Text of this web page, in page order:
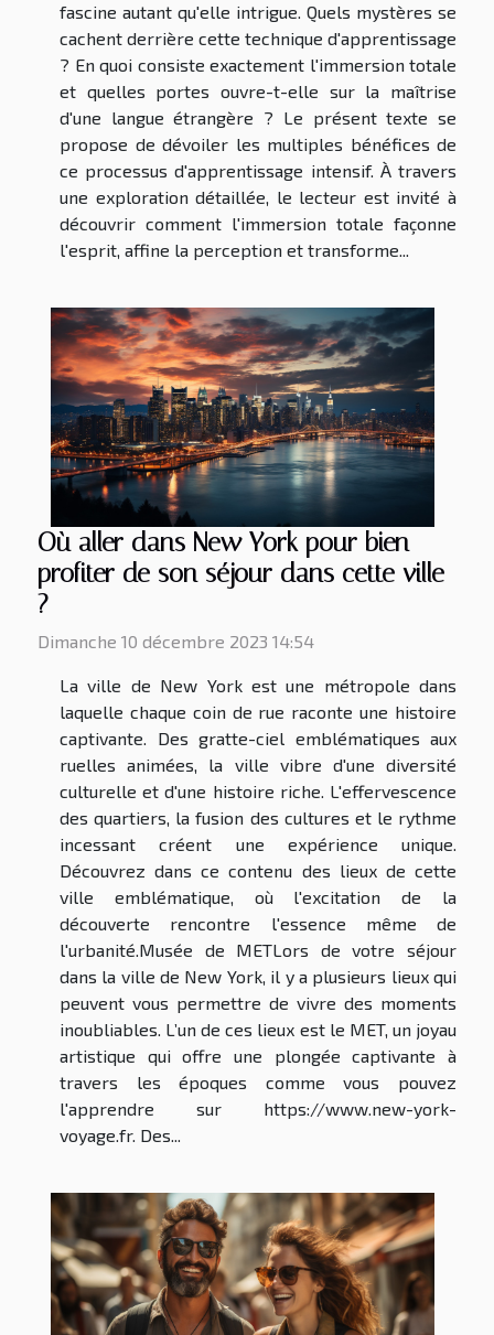
fascine autant qu'elle intrigue. Quels mystères se
cachent derrière cette technique d'apprentissage
? En quoi consiste exactement l'immersion totale
et quelles portes ouvre-t-elle sur la maîtrise
d'une langue étrangère ? Le présent texte se
propose de dévoiler les multiples bénéfices de
ce processus d'apprentissage intensif. À travers
une exploration détaillée, le lecteur est invité à
découvrir comment l'immersion totale façonne
l'esprit, affine la perception et transforme...
Où aller dans New York pour bien
profiter de son séjour dans cette ville
?
Dimanche 10 décembre 2023 14:54
La ville de New York est une métropole dans
laquelle chaque coin de rue raconte une histoire
captivante. Des gratte-ciel emblématiques aux
ruelles animées, la ville vibre d'une diversité
culturelle et d'une histoire riche. L'effervescence
des quartiers, la fusion des cultures et le rythme
incessant créent une expérience unique.
Découvrez dans ce contenu des lieux de cette
ville emblématique, où l'excitation de la
découverte rencontre l'essence même de
l'urbanité.Musée de METLors de votre séjour
dans la ville de New York, il y a plusieurs lieux qui
peuvent vous permettre de vivre des moments
inoubliables. L’un de ces lieux est le MET, un joyau
artistique qui offre une plongée captivante à
travers les époques comme vous pouvez
l'apprendre sur https://www.new-york-
voyage.fr. Des...